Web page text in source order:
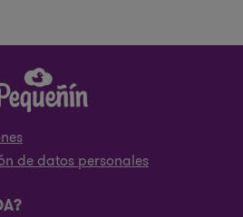
de datos personales